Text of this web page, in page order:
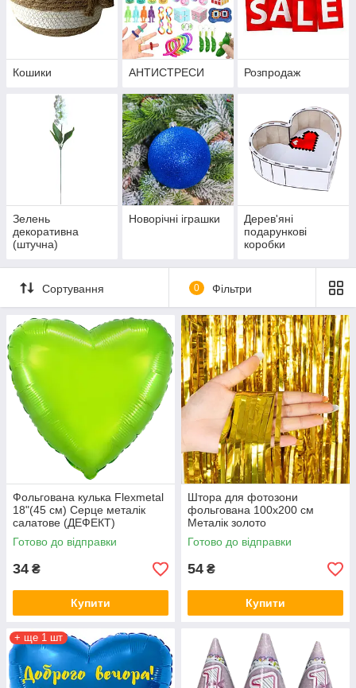
Кошики АНТИСТРЕСИ Розпродаж
Зелень
декоративна
(штучна)
Новорічні іграшки
Дерев'яні
подарункові
коробки
Сортування 0 Фільтри
Фольгована кулька Flexmetal
18"(45 см) Серце металік
салатове (ДЕФЕКТ)
Готово до відправки
34 ₴
Купити
Штора для фотозони
фольгована 100х200 см
Металік золото
Готово до відправки
54 ₴
Купити
+ ще 1 шт